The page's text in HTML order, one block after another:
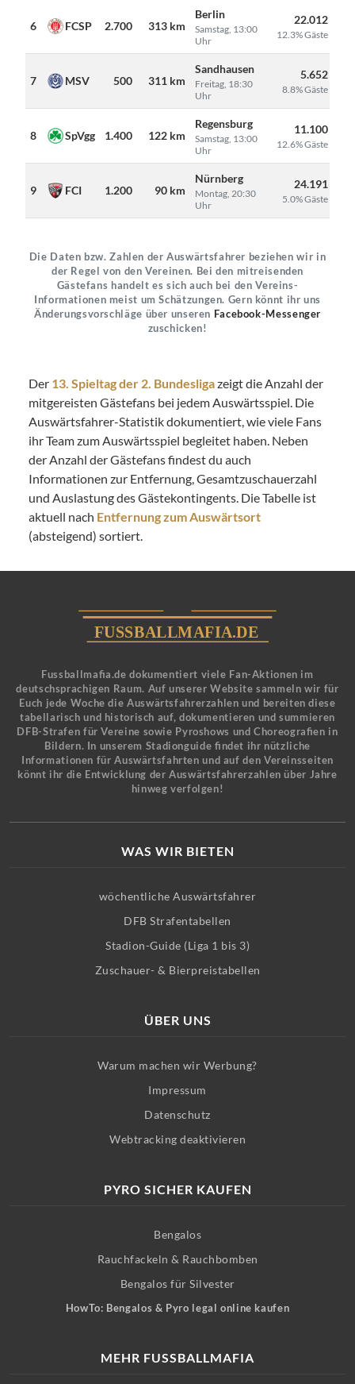
6 FCSP 2.700 313 km
Berlin
Samstag, 13:00
Uhr
22.012
12.3% Gäste
7 MSV 500 311 km
Sandhausen
Freitag, 18:30
Uhr
5.652
8.8% Gäste
8 SpVgg 1.400 122 km
Regensburg
Samstag, 13:00
Uhr
11.100
12.6% Gäste
9 FCI 1.200 90 km
Nürnberg
Montag, 20:30
Uhr
24.191
5.0% Gäste
Die Daten bzw. Zahlen der Auswärtsfahrer beziehen wir in
der Regel von den Vereinen. Bei den mitreisenden
Gästefans handelt es sich auch bei den Vereins-
Informationen meist um Schätzungen. Gern könnt ihr uns
Änderungsvorschläge über unseren Facebook-Messenger
zuschicken!
Der 13. Spieltag der 2. Bundesligazeigt die Anzahl der
mitgereisten Gästefans bei jedem Auswärtsspiel. Die
Auswärtsfahrer-Statistik dokumentiert, wie viele Fans
ihr Team zum Auswärtsspiel begleitet haben. Neben
der Anzahl der Gästefans findest du auch
Informationen zur Entfernung, Gesamtzuschauerzahl
und Auslastung des Gästekontingents. Die Tabelle ist
aktuell nach Entfernung zum Auswärtsort
(absteigend) sortiert.
Fussballmafia.de dokumentiert viele Fan-Aktionen im
deutschsprachigen Raum. Auf unserer Website sammeln wir für
Euch jede Woche die Auswärtsfahrerzahlen und bereiten diese
tabellarisch und historisch auf, dokumentieren und summieren
DFB-Strafen für Vereine sowie Pyroshows und Choreografien in
Bildern. In unserem Stadionguide findet ihr nützliche
Informationen für Auswärtsfahrten und auf den Vereinsseiten
könnt ihr die Entwicklung der Auswärtsfahrerzahlen über Jahre
hinweg verfolgen!
WAS WIR BIETEN
wöchentliche Auswärtsfahrer
DFB Strafentabellen
Stadion-Guide (Liga 1 bis 3)
Zuschauer- & Bierpreistabellen
ÜBER UNS
Warum machen wir Werbung?
Impressum
Datenschutz
Webtracking deaktivieren
PYRO SICHER KAUFEN
Bengalos
Rauchfackeln & Rauchbomben
Bengalos für Silvester
HowTo: Bengalos & Pyro legal online kaufen
MEHR FUSSBALLMAFIA